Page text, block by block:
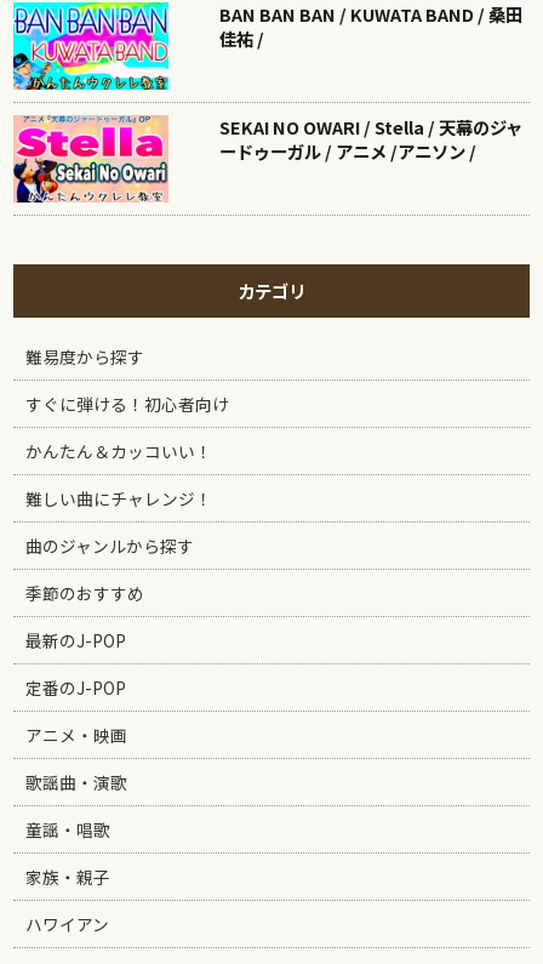
BAN BAN BAN / KUWATA BAND / 桑田
佳祐 /
SEKAI NO OWARI / Stella / 天幕のジャ
ードゥーガル / アニメ /アニソン /
カテゴリ
難易度から探す
すぐに弾ける！初心者向け
かんたん＆カッコいい！
難しい曲にチャレンジ！
曲のジャンルから探す
季節のおすすめ
最新のJ-POP
定番のJ-POP
アニメ・映画
歌謡曲・演歌
童謡・唱歌
家族・親子
ハワイアン